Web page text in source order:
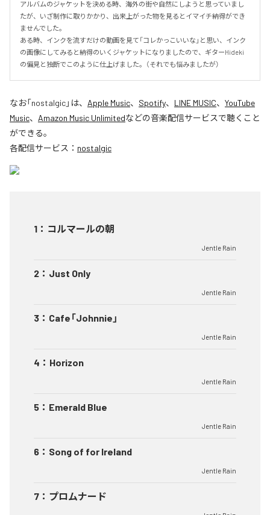
アルバムのジャケットを決める時、海外の街や自然にしようと思っていまし
たが、いざ制作に取りかかり、出来上がった物を見るとイマイチ納得ができ
ませんでした。
ある時、インクを流すだけの動画を見て「コレかっこいいな」と思い、インク
の画像にしてみると納得のいくジャケットになりましたので、ギターHideki
の偏見と独断でこのように仕上げました。（それでも悩みましたが）
なお「nostalgic」は、 Apple Music、 Spotify、 LINE MUSIC、 YouTube
Music、 Amazon Music Unlimitedなどの音楽配信サービスで聴くこと
ができる。
各配信サービス： nostalgic
1 ： コルマールの朝
Jentle Rain
2 ： Just Only
Jentle Rain
3 ： Cafe「Johnnie」
Jentle Rain
4 ： Horizon
Jentle Rain
5 ： Emerald Blue
Jentle Rain
6 ： Song of for Ireland
Jentle Rain
7 ： プロムナード